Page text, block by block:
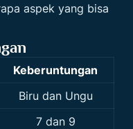
aspek yang bisa
Keberuntungan
Biru dan Ungu
7 dan 9